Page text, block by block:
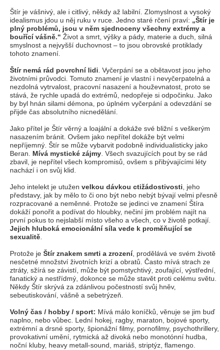
Štír je vášnivý, ale i citlivý, někdy až labilní. Zlomyslnost a vysoký
idealismus jdou u něj ruku v ruce. Jedno staré rčení praví: „Štír je
plný problémů, jsou v něm sjednoceny všechny extrémy a
bouřící vášně.“ Život a smrt, výšky a pády, materie a duch, silná
smyslnost a nejvyšší duchovnost – to jsou obrovské protiklady
tohoto znamení.
Štír nemá rád povrchní lidi. Vyčerpání se a obětavost jsou jeho
životními průvodci. Tomuto znamení je vlastní i nevyčerpatelná a
nezdolná vytrvalost, pracovní nasazení a houževnatost, proto se
stává, že rychle upadá do extrémů, nedopřeje si odpočinku. Jako
by byl hnán silami démona, po úplném vyčerpání a odevzdání se
přijde čas absolutního nicnedělání.
Jako přítel je Štír věrný a loajální a dokáže své bližní s veškerým
nasazením bránit. Ovšem jako nepřítel dokáže být velmi
nepříjemný. Štír se může vybarvit podobně individualisticky jako
Beran. Mívá mystické zájmy. Všech svazujících pout by se rád
zbavil, je nepřítel všech kompromisů, ovšem s přibývajícími léty
nachází i on svůj klid.
Jeho intelekt je utužen velkou dávkou ctižádostivosti, jeho
představy, jak by mělo to či ono být nebo nebýt bývají velmi přesně
rozpracované a neměnné. Protože se jedinci ve znamení Štíra
dokáží ponořit a podívat do hloubky, nečiní jim problém najít na
první pokus to nejslabší místo všeho a všech, co v životě potkají.
Jejich hluboká emocionální síla vede k proměňující se
sexualitě.
Protože je Štír znakem smrti a zrození, prodělává ve svém životě
nesčetné množství životních krizí a obratů. Často mívá strach ze
ztráty, sžírá se závistí, může být pomstychtivý, zoufající, výstřední,
fanatický a nestřídmý, dokonce se může stavět proti celému světu.
Někdy Štír skrývá za zdánlivou počestností svůj hněv,
sebeutiskování, vášně a sebetrýzeň.
Volný čas / hobby / sport: Mívá málo koníčků, věnuje se jim buď
naplno, nebo vůbec. Lední hokej, ragby, maraton, bojové sporty,
extrémní a drsné sporty, špionážní filmy, pornofilmy, psychothrillery,
provokativní umění, rytmická až divoká nebo monotónní hudba,
noční kluby, heavy metall-sound, mariáš, striptýz, flamengo.